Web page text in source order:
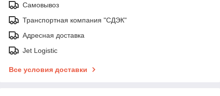
Самовывоз
Транспортная компания "СДЭК"
Адресная доставка
Jet Logistic
Все условия доставки